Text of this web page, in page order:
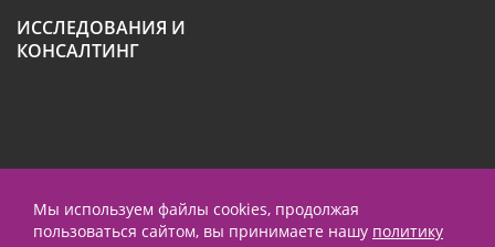
ИССЛЕДОВАНИЯ И
КОНСАЛТИНГ
+7 (495) 789-4259
contact@prnews.ru
Мы используем файлы cookies, продолжая
пользоваться сайтом, вы принимаете нашу политику